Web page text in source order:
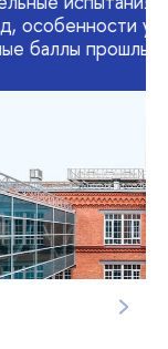
мы
Санкт-
к праву, в
правовая